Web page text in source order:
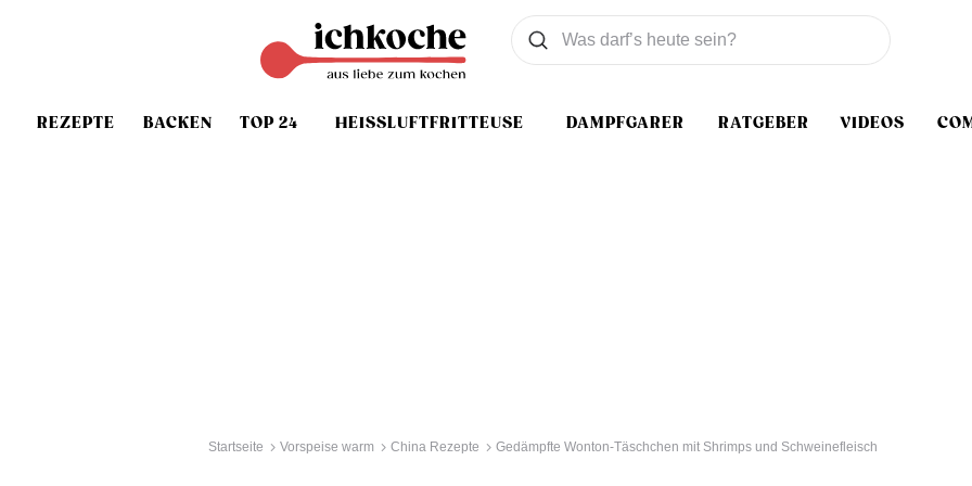
REZEPTE BACKEN TOP 24 HEISSLUFTFRITTEUSE DAMPFGARER RATGEBER VIDEOS
Was wollen Sie suchen
Suchen
Startseite Vorspeise warm China Rezepte Gedämpfte Wonton-Täschchen mit Shrimps und Schweinefleisch